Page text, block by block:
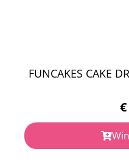
FUNCAKES CAKE
€